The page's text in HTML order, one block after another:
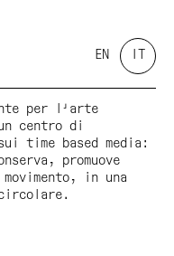
EN
per l'arte
centro di
time based media:
promuove
in una